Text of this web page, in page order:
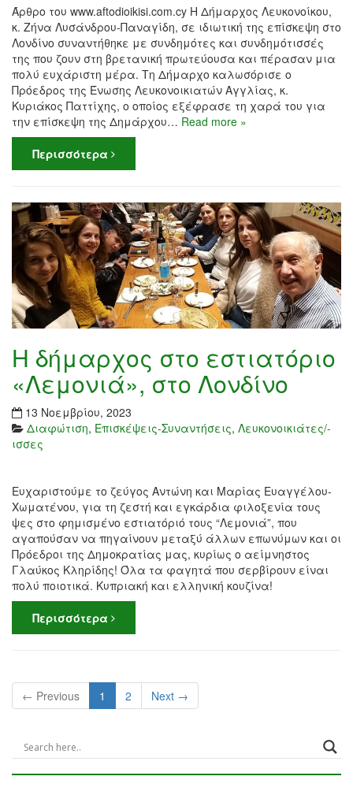
Άρθρο του www.aftodioikisi.com.cy Η Δήμαρχος Λευκονοίκου,
κ. Ζήνα Λυσάνδρου-Παναγίδη, σε ιδιωτική της επίσκεψη στο
Λονδίνο συναντήθηκε με συνδημότες και συνδημότισσές
της που ζουν στη βρετανική πρωτεύουσα και πέρασαν μια
πολύ ευχάριστη μέρα. Τη Δήμαρχο καλωσόρισε ο
Πρόεδρος της Ένωσης Λευκονοικιατών Αγγλίας, κ.
Κυριάκος Παττίχης, ο οποίος εξέφρασε τη χαρά του για
την επίσκεψη της Δημάρχου… Read more »
Περισσότερα
Η δήμαρχος στο εστιατόριο
«Λεμονιά», στο Λονδίνο
13 Νοεμβρίου, 2023
Διαφώτιση, Επισκέψεις-Συναντήσεις, Λευκονοικιάτες/-
ισσες
Ευχαριστούμε το ζεύγος Αντώνη και Μαρίας Ευαγγέλου-
Χωματένου, για τη ζεστή και εγκάρδια φιλοξενία τους
ψες στο φημισμένο εστιατόριό τους “Λεμονιά”, που
αγαπούσαν να πηγαίνουν μεταξύ άλλων επωνύμων και οι
Πρόεδροι της Δημοκρατίας μας, κυρίως ο αείμνηστος
Γλαύκος Κληρίδης! Όλα τα φαγητά που σερβίρουν είναι
πολύ ποιοτικά. Κυπριακή και ελληνική κουζίνα!
Περισσότερα
← Previous 1 2 Next →